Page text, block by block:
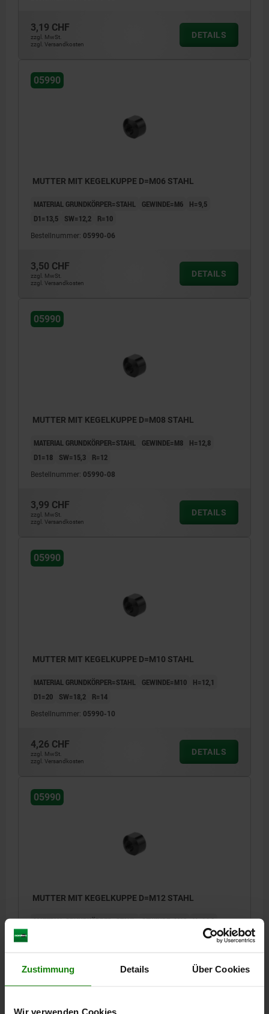
Zustimmung Details Über Cookies
Wir verwenden Cookies
3,19 CHF
zzgl. MwSt.
zzgl. Versandkosten
DETAILS
05990
MUTTER MIT KEGELKUPPE D=M06 STAHL
MATERIAL GRUNDKÖRPER=STAHL GEWINDE=M6
H=9,5
D1=13,5
SW=12,2 R=10
Bestellnummer: 05990-06
3,50 CHF
zzgl. MwSt.
zzgl. Versandkosten
DETAILS
05990
MUTTER MIT KEGELKUPPE D=M08 STAHL
MATERIAL GRUNDKÖRPER=STAHL GEWINDE=M8
H=12,8
D1=18
SW=15,3 R=12
Bestellnummer: 05990-08
3,99 CHF
zzgl. MwSt.
zzgl. Versandkosten
DETAILS
05990
MUTTER MIT KEGELKUPPE D=M10 STAHL
MATERIAL GRUNDKÖRPER=STAHL GEWINDE=M10
H=12,1
D1=20
SW=18,2 R=14
Bestellnummer: 05990-10
4,26 CHF
zzgl. MwSt.
zzgl. Versandkosten
DETAILS
05990
MUTTER MIT KEGELKUPPE D=M12 STAHL
MATERIAL GRUNDKÖRPER=STAHL GEWINDE=M12 H=14,8
4,63 CHF